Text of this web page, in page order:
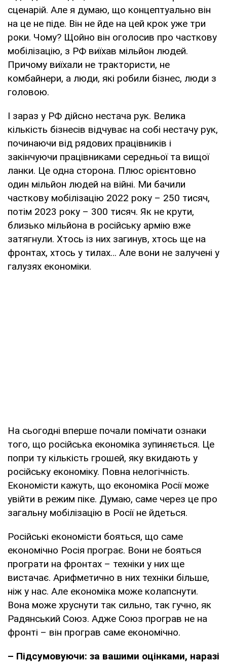
сценарій. Але я думаю, що концептуально він
на це не піде. Він не йде на цей крок уже три
роки. Чому? Щойно він оголосив про часткову
мобілізацію, з РФ виїхав мільйон людей.
Причому виїхали не трактористи, не
комбайнери, а люди, які робили бізнес, люди з
головою.
І зараз у РФ дійсно нестача рук. Велика
кількість бізнесів відчуває на собі нестачу рук,
починаючи від рядових працівників і
закінчуючи працівниками середньої та вищої
ланки. Це одна сторона. Плюс орієнтовно
один мільйон людей на війні. Ми бачили
часткову мобілізацію 2022 року – 250 тисяч,
потім 2023 року – 300 тисяч. Як не крути,
близько мільйона в російську армію вже
затягнули. Хтось із них загинув, хтось ще на
фронтах, хтось у тилах… Але вони не залучені у
галузях економіки.
На сьогодні вперше почали помічати ознаки
того, що російська економіка зупиняється. Це
попри ту кількість грошей, яку вкидають у
російську економіку. Повна нелогічність.
Економісти кажуть, що економіка Росії може
увійти в режим піке. Думаю, саме через це про
загальну мобілізацію в Росії не йдеться.
Російські економісти бояться, що саме
економічно Росія програє. Вони не бояться
програти на фронтах – техніки у них ще
вистачає. Арифметично в них техніки більше,
ніж у нас. Але економіка може колапснути.
Вона може хруснути так сильно, так гучно, як
Радянський Союз. Адже Союз програв не на
фронті – він програв саме економічно.
– Підсумовуючи: за вашими оцінками, наразі